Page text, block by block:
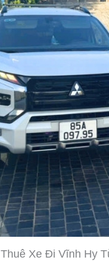
Thuê Xe Đi Vĩnh Hy